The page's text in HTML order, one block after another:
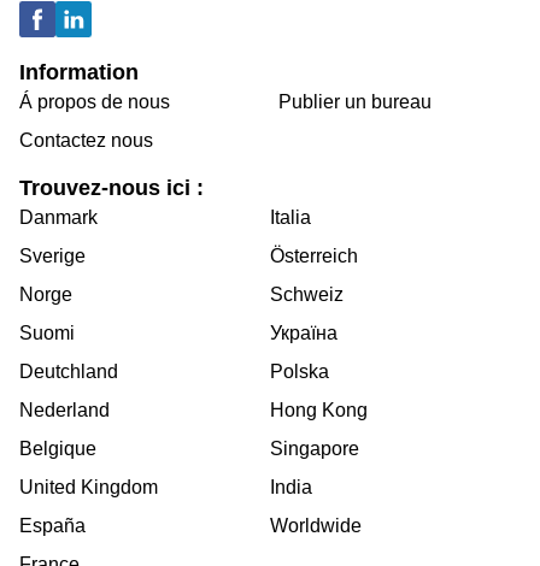
Information
Á propos de nous
Contactez nous
Publier un bureau
Trouvez-nous ici :
Danmark
Sverige
Norge
Suomi
Deutchland
Nederland
Belgique
United Kingdom
España
Italia
Österreich
Schweiz
Україна
Polska
Hong Kong
Singapore
India
Worldwide